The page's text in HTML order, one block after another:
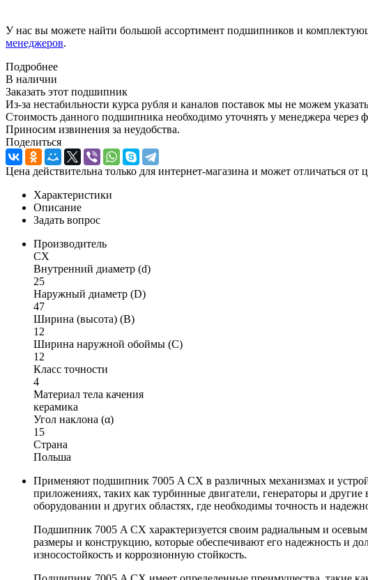
У нас вы можете найти большой ассортимент подшипников и
менеджеров.
Подробнее
В наличии
Заказать этот подшипник
Из-за нестабильности курса рубля и каналов поставок мы не можем
Стоимость данного подшипника необходимо уточнять у менеджера через
Приносим извинения за неудобства.
Поделиться
Цена действительна только для интернет-магазина и может отличаться от
Характеристики
Описание
Задать вопрос
Производитель
CX
Внутренний диаметр (d)
25
Наружный диаметр (D)
47
Ширина (высота) (B)
12
Ширина наружной обоймы (C)
12
Класс точности
4
Материал тела качения
керамика
Угол наклона (α)
15
Страна
Польша
Применяют подшипник 7005 A CX в различных механизмах и
приложениях, таких как турбинные двигатели, генераторы и
оборудовании и других областях, где необходимы точность и
Подшипник 7005 A CX характеризуется своим радиальным и
размеры и конструкцию, которые обеспечивают его надежность и
износостойкость и коррозионную стойкость.